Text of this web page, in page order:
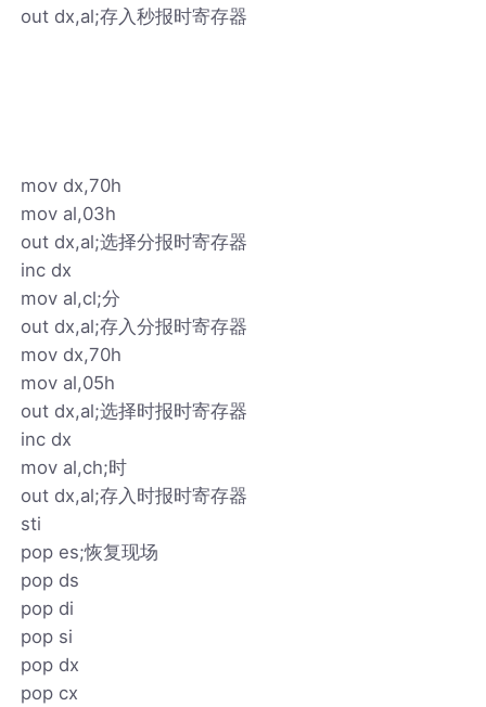
out dx,al;存入秒报时寄存器
mov dx,70h
mov al,03h
out dx,al;选择分报时寄存器
inc dx
mov al,cl;分
out dx,al;存入分报时寄存器
mov dx,70h
mov al,05h
out dx,al;选择时报时寄存器
inc dx
mov al,ch;时
out dx,al;存入时报时寄存器
sti
pop es;恢复现场
pop ds
pop di
pop si
pop dx
pop cx